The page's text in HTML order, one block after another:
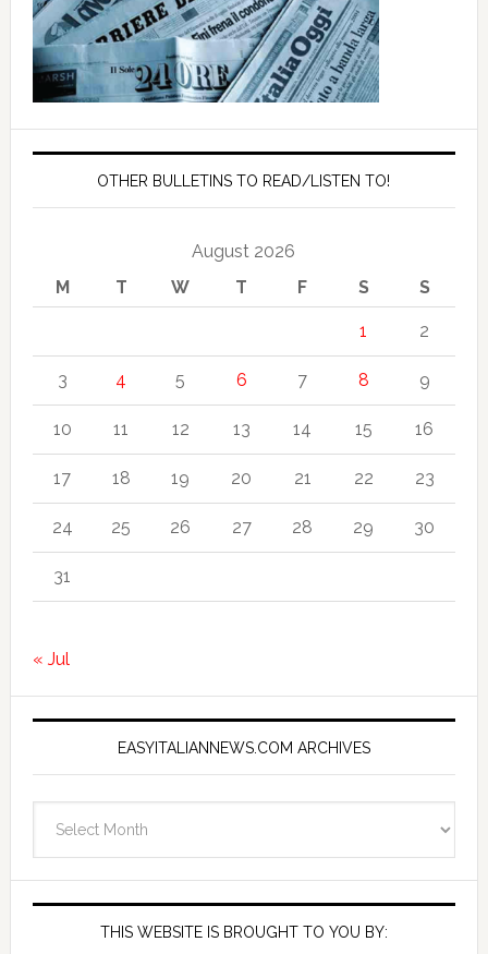
OTHER BULLETINS TO READ/LISTEN TO!
August 2026
M
T W T F S S
1 2
3 4 5 6 7 8 9
10 11 12 13 14 15 16
17 18 19 20 21 22 23
24 25 26 27 28 29 30
31
« Jul
EASYITALIANNEWS.COM ARCHIVES
THIS WEBSITE IS BROUGHT TO YOU BY: